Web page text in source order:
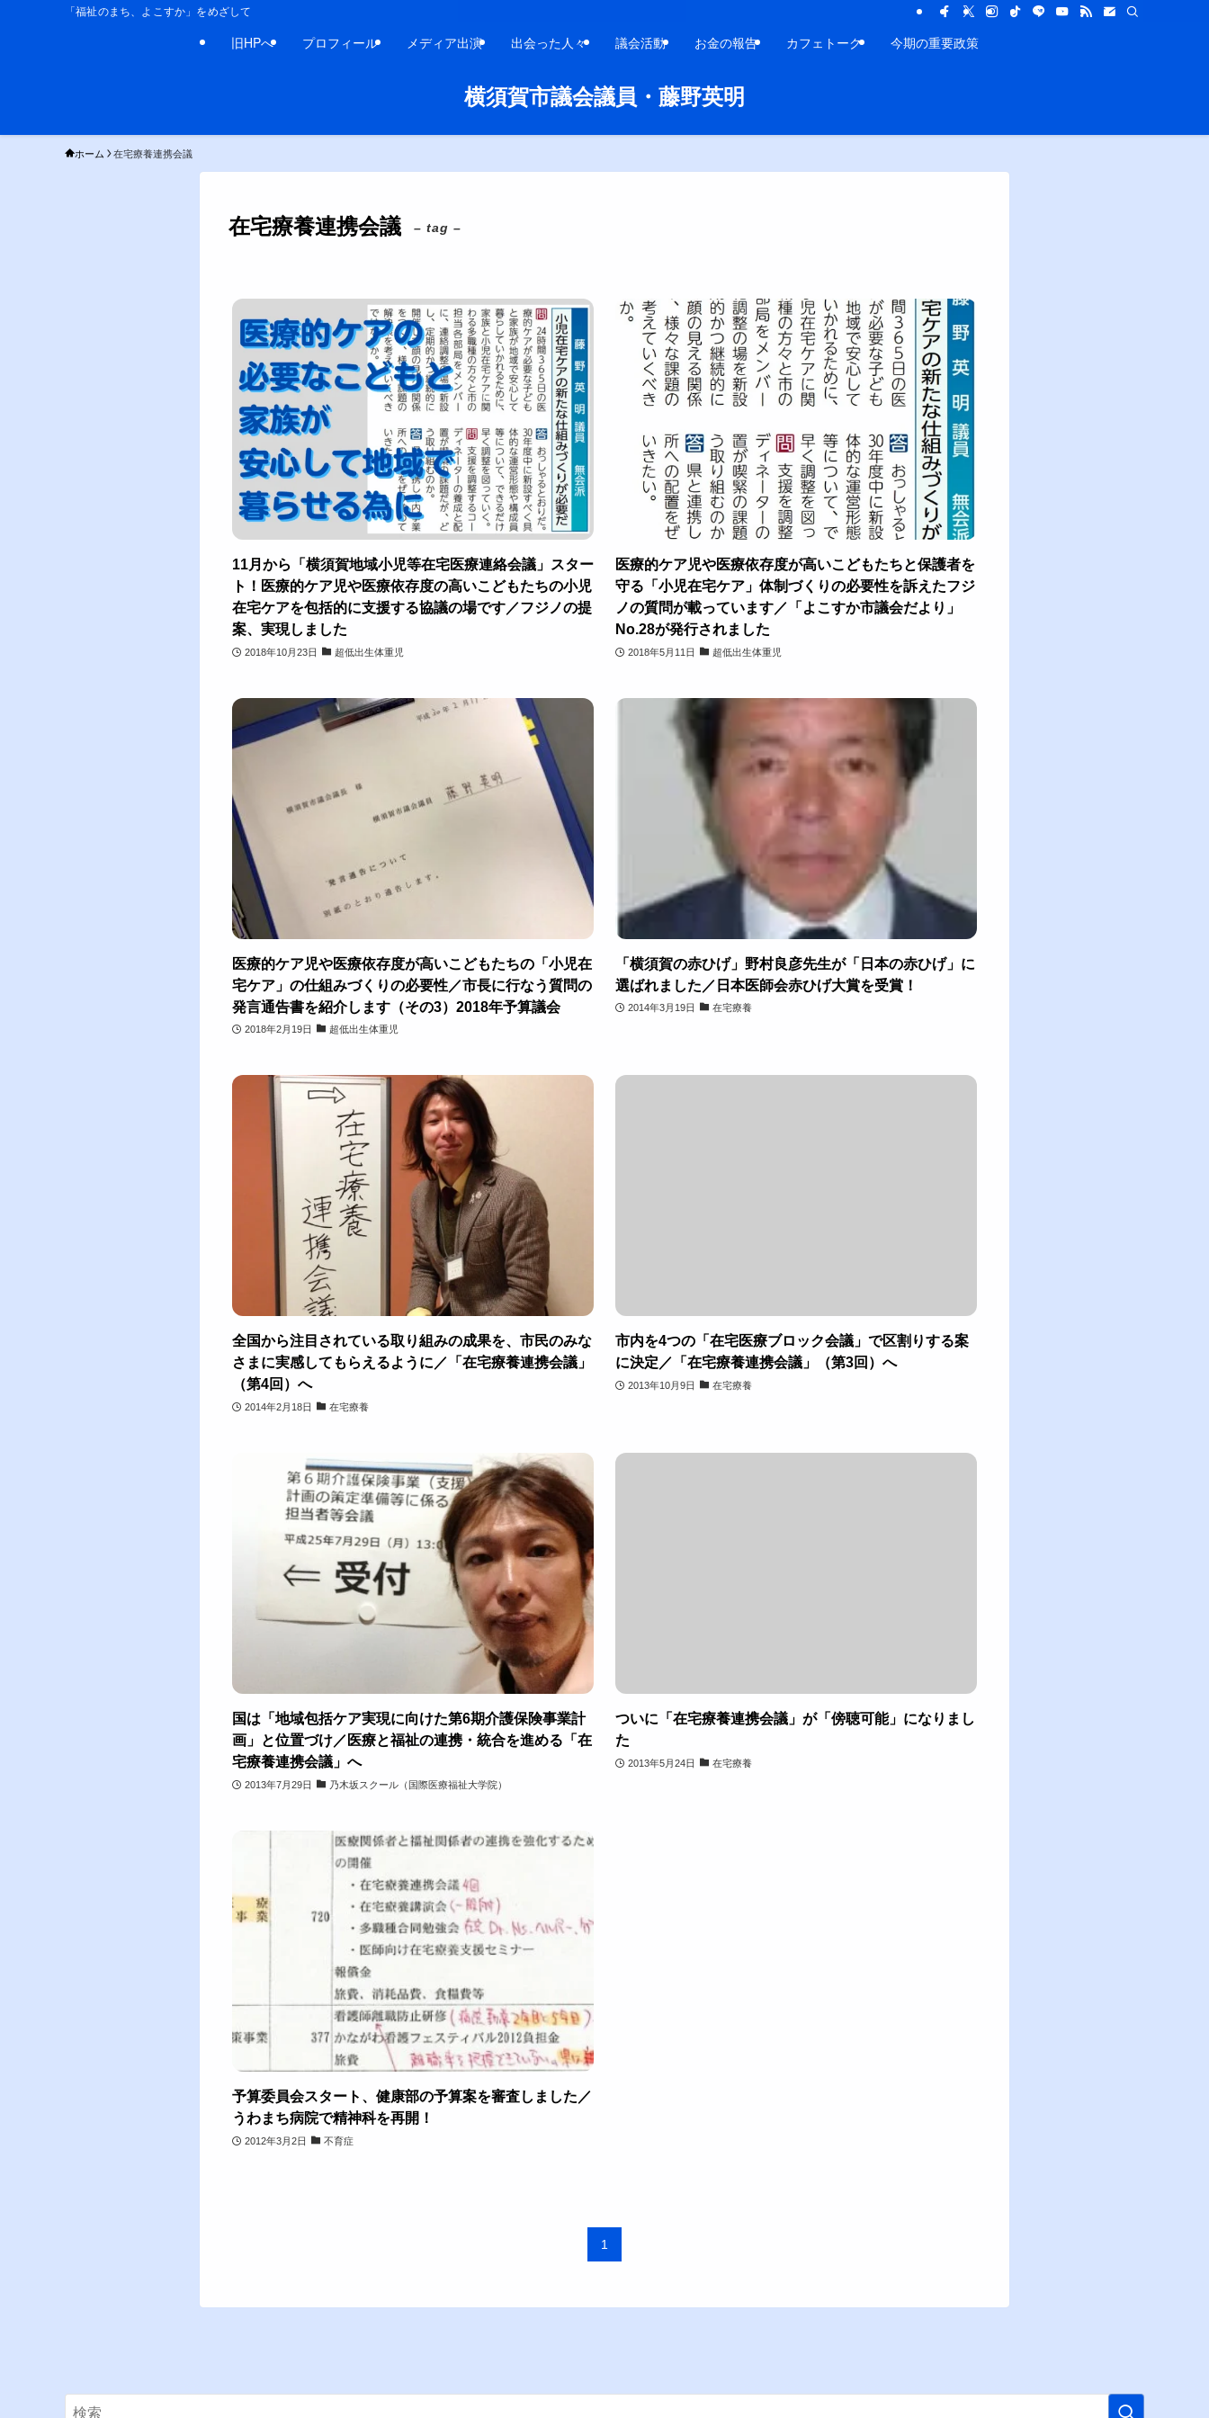
「福祉のまち、よこすか」をめざして
横須賀市議会議員・藤野英明
旧HPへ プロフィール メディア出演 出会った人々 議会活動 お金の報告 カフェトーク 今期の重要政策
ホーム 在宅療養連携会議
在宅療養連携会議 – tag –
11月から「横須賀地域小児等在宅医療連絡会議」スター
ト！医療的ケア児や医療依存度の高いこどもたちの小児
在宅ケアを包括的に支援する協議の場です／フジノの提
案、実現しました
2018年10月23日 超低出生体重児
医療的ケア児や医療依存度が高いこどもたちと保護者を
守る「小児在宅ケア」体制づくりの必要性を訴えたフジ
ノの質問が載っています／「よこすか市議会だより」
No.28が発行されました
2018年5月11日 超低出生体重児
医療的ケア児や医療依存度が高いこどもたちの「小児在
宅ケア」の仕組みづくりの必要性／市長に行なう質問の
発言通告書を紹介します（その3）2018年予算議会
2018年2月19日 超低出生体重児
「横須賀の赤ひげ」野村良彦先生が「日本の赤ひげ」に
選ばれました／日本医師会赤ひげ大賞を受賞！
2014年3月19日 在宅療養
全国から注目されている取り組みの成果を、市民のみな
さまに実感してもらえるように／「在宅療養連携会議」
（第4回）へ
2014年2月18日 在宅療養
市内を4つの「在宅医療ブロック会議」で区割りする案
に決定／「在宅療養連携会議」（第3回）へ
2013年10月9日 在宅療養
国は「地域包括ケア実現に向けた第6期介護保険事業計
画」と位置づけ／医療と福祉の連携・統合を進める「在
宅療養連携会議」へ
2013年7月29日 乃木坂スクール（国際医療福祉大学院）
ついに「在宅療養連携会議」が「傍聴可能」になりまし
た
2013年5月24日 在宅療養
予算委員会スタート、健康部の予算案を審査しました／
うわまち病院で精神科を再開！
2012年3月2日 不育症
1